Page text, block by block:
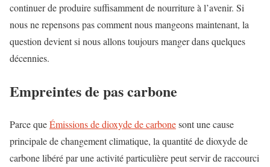
continuer de produire suffisamment de nourriture à l’avenir. Si
nous ne repensons pas comment nous mangeons maintenant, la
question devient si nous allons toujours manger dans quelques
décennies.
Empreintes de pas carbone
Parce queÉmissions de dioxyde de carbonesont une cause
principale de changement climatique, la quantité de dioxyde de
carbone libéré par une activité particulière peut servir de raccourci